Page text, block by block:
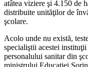
atâtea viziere şi 4.150 de
distribuite unităţilor de
şcolare.
Acolo unde nu există,
specialiştii acestei
personalului sanitar din
ministrului Educaţiei Sorin